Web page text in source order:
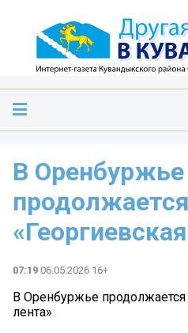
В Оренбуржье
07:19 06.05.2026 16+
В Оренбуржье продолжается
лента»